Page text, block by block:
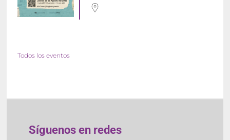
Todos los eventos
Síguenos en redes